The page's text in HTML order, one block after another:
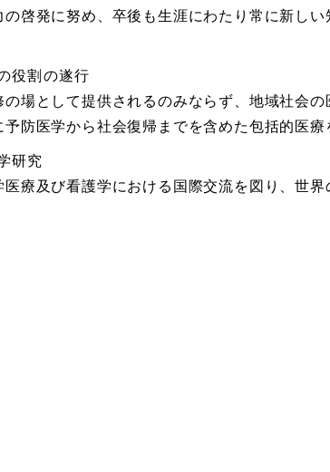
啓発に努め、卒後も生涯にわたり常に新し
役割の遂行
場として提供されるのみならず、地域社会の
防医学から社会復帰までを含めた包括的医療
研究
療及び看護学における国際交流を図り、世界